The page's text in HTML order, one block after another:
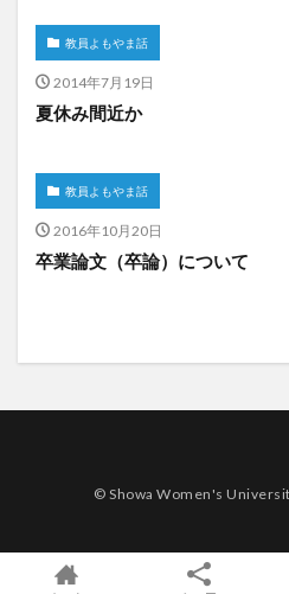
教員よもやま話
2014年7月19日
夏休み間近か
教員よもやま話
2016年10月20日
卒業論文（卒論）について
© Showa Women's